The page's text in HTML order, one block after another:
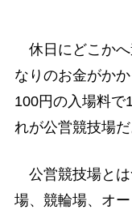
休日にどこかへ
なりのお金がか
100円の入場料で
れが公営競技場だ
公営競技場とは
場、競輪場、オ